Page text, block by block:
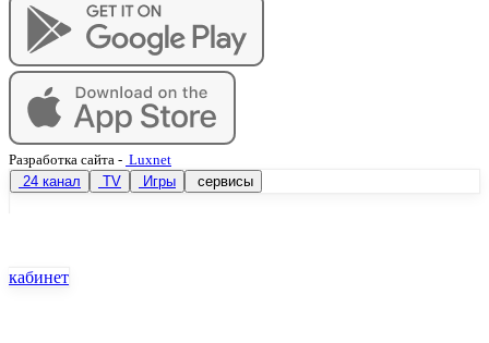
Разработка сайта - Luxnet
24 канал
TV Игры сервисы
кабинет